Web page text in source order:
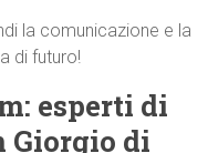
la comunicazione e la
di futuro!
esperti di
Giorgio di